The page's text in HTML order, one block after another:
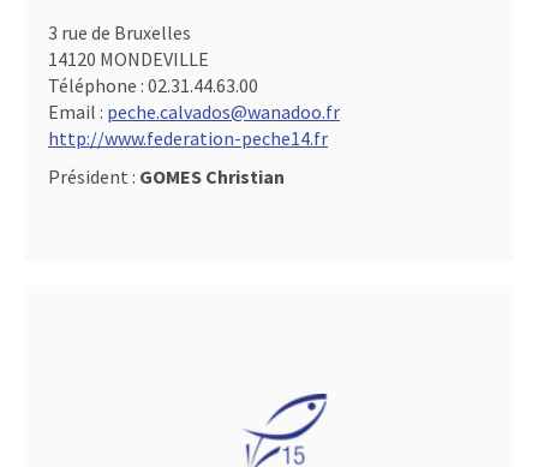
3 rue de Bruxelles
14120 MONDEVILLE
Téléphone : 02.31.44.63.00
Email : peche.calvados@wanadoo.fr
http://www.federation-peche14.fr
Président : GOMES Christian